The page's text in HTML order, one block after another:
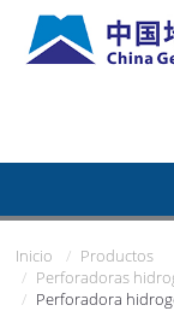
Inicio
Productos
Perforadoras
Perforadora